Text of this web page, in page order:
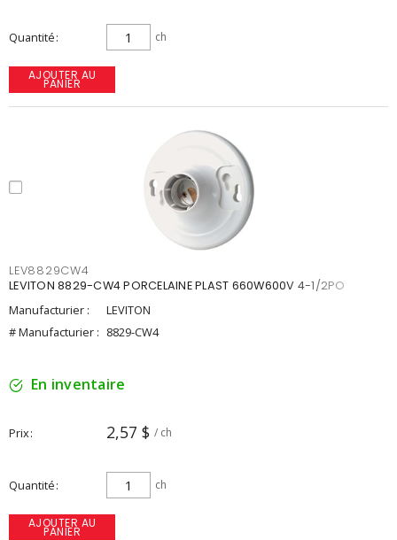
Quantité ch
AJOUTER AU
PANIER
LEV8829CW4
LEVITON 8829-CW4 PORCELAINE PLAST 660W600V 4-1/2PO
Manufacturier :
LEVITON
# Manufacturier : 8829-CW4
En inventaire
Prix 2,57 $ / ch
Quantité ch
AJOUTER AU
PANIER